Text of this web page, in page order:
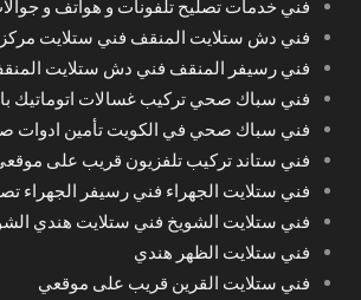
فني خدمات تصليح تلفونات و هواتف و
فني دش ستلايت المنقف فني ستلايت
فني رسيفر المنقف فني دش ستلايت
فني سباك صحي تركيب غسالات اتوماتيك
فني سباك صحي في الكويت تأمين ادوات
فني ستاند تركيب تلفزيون قريب على
فني ستلايت الجهراء فني رسيفر الجهراء
فني ستلايت الشويخ فني ستلايت هندي
فني ستلايت الظهر هندي
فني ستلايت القرين قريب على موقعي